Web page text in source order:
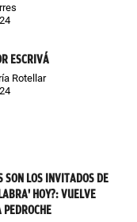
ESCRIVÁ
Rotellar
SON LOS INVITADOS DE
HOY?: VUELVE